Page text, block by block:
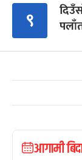
९
आगामी